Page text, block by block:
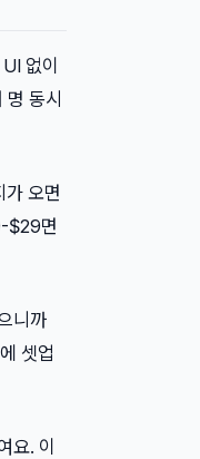
없이
명 동시
오면
$29면
니까
셋업
요. 이